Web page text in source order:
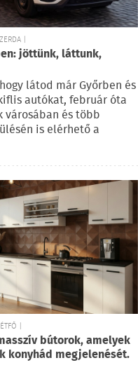
|
jöttünk, láttunk,
látod már Győrben és
autókat, február óta
városában és több
is elérhető a
|
bútorok, amelyek
konyhád megjelenését.